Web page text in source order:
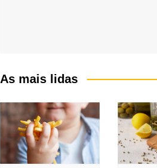
As mais lidas